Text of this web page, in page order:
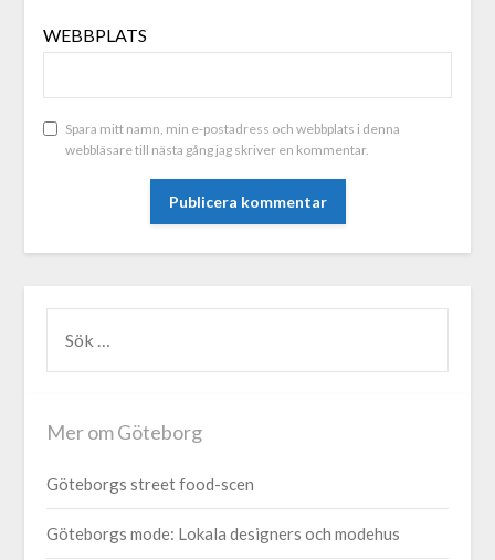
WEBBPLATS
Spara mitt namn, min e-postadress och webbplats i denna
webbläsare till nästa gång jag skriver en kommentar.
ALTERNATIVE:
Mer om Göteborg
Göteborgs street food-scen
Göteborgs mode: Lokala designers och modehus